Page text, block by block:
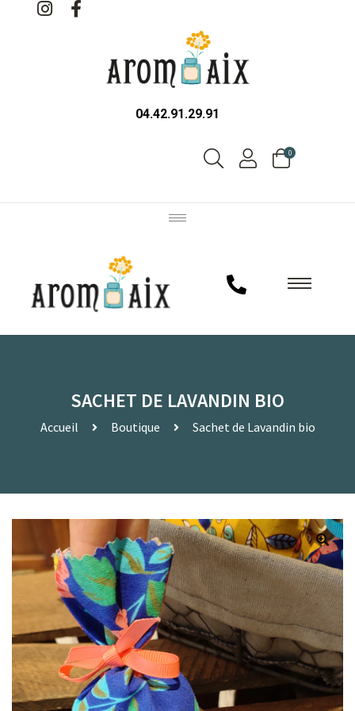
04.42.91.29.91
0
SACHET DE LAVANDIN BIO
Accueil Boutique Sachet de Lavandin bio